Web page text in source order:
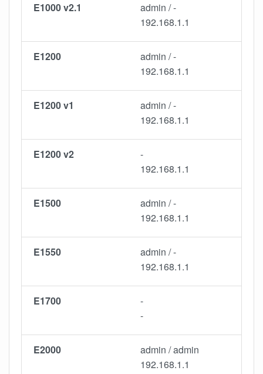
E1000 v2.1
admin / -
192.168.1.1
E1200
admin / -
192.168.1.1
E1200 v1
admin / -
192.168.1.1
E1200 v2
-
192.168.1.1
E1500
admin / -
192.168.1.1
E1550
admin / -
192.168.1.1
E1700
-
-
E2000
admin / admin
192.168.1.1